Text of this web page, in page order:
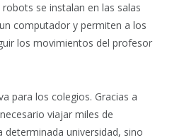
se instalan en las salas
computador y permiten a los
los movimientos del profesor
para los colegios. Gracias a
viajar miles de
universidad, sino